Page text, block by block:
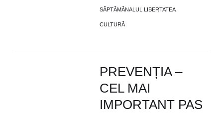
SĂPTĂMÂNALUL LIBERTATEA
CULTURĂ
PREVENȚIA –
CEL MAI
IMPORTANT PAS